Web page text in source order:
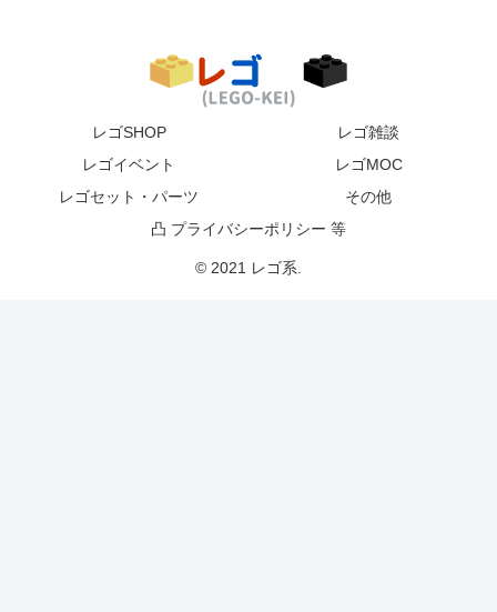
レゴSHOP
レゴ雑談
レゴイベント
レゴMOC
レゴセット・パーツ
その他
凸 プライバシーポリシー 等
© 2021 レゴ系.